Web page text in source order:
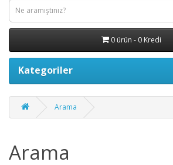
0 ürün - 0 Kredi
Kategoriler
Arama
Arama